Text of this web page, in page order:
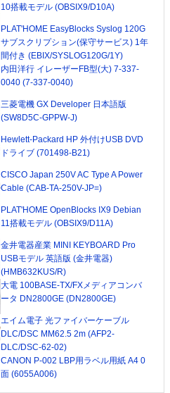
10搭載モデル (OBSIX9/D10A)
PLAT'HOME EasyBlocks Syslog 120G
サブスクリプション(保守サービス) 1年
間付き (EBIX/SYSLOG120G/1Y)
内田洋行 イレーザーFB型(大) 7-337-
0040 (7-337-0040)
三菱電機 GX Developer 日本語版
(SW8D5C-GPPW-J)
Hewlett-Packard HP 外付けUSB DVD
ドライブ (701498-B21)
CISCO Japan 250V AC Type A Power
Cable (CAB-TA-250V-JP=)
PLAT'HOME OpenBlocks IX9 Debian
11搭載モデル (OBSIX9/D11A)
金井電器産業 MINI KEYBOARD Pro
USBモデル 英語版 (金井電器)
(HMB632KUS/R)
大電 100BASE-TX/FXメディアコンバ
ータ DN2800GE (DN2800GE)
エイム電子 光ファイバーケーブル
DLC/DSC MM62.5 2m (AFP2-
DLC/DSC-62-02)
CANON P-002 LBP用ラベル用紙 A4 0
面 (6055A006)